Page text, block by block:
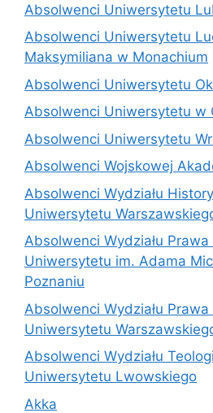
Absolwenci Uniwersytetu
Absolwenci Uniwersytetu
Maksymiliana w Monachium
Absolwenci Uniwersytetu
Absolwenci Uniwersytetu w
Absolwenci Uniwersytetu
Absolwenci Wojskowej
Absolwenci Wydziału
Uniwersytetu
Absolwenci Wydziału
Uniwersytetu im. Adama
Poznaniu
Absolwenci Wydziału
Uniwersytetu
Absolwenci Wydziału
Uniwersytetu Lwowskiego
Akka